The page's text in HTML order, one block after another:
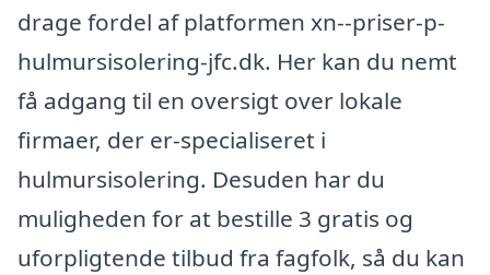
drage fordel af platformen xn--priser-p-
hulmursisolering-jfc.dk. Her kan du nemt
få adgang til en oversigt over lokale
firmaer, der er-specialiseret i
hulmursisolering. Desuden har du
muligheden for at bestille 3 gratis og
uforpligtende tilbud fra fagfolk, så du kan